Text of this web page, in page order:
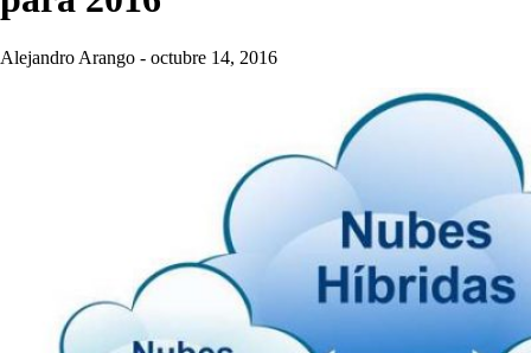
Alejandro Arango - octubre 14, 2016